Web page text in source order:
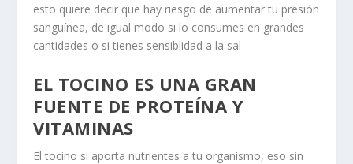
esto quiere decir que hay riesgo de aumentar tu presión
sanguínea, de igual modo si lo consumes en grandes
cantidades o si tienes sensiblidad a la sal
EL TOCINO ES UNA GRAN
FUENTE DE PROTEÍNA Y
VITAMINAS
El tocino si aporta nutrientes a tu organismo, eso sin